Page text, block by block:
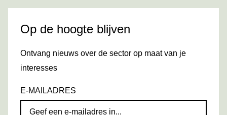
Op de hoogte blijven
Ontvang nieuws over de sector op maat van je
interesses
E-MAILADRES